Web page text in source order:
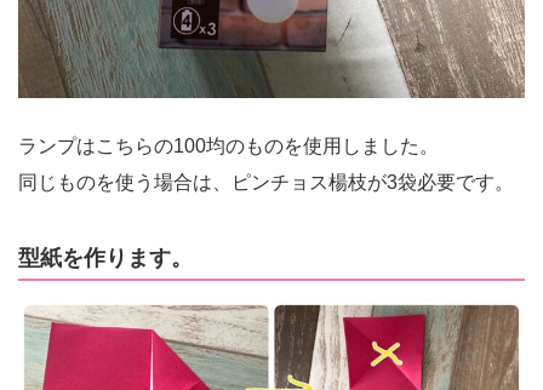
ランプはこちらの100均のものを使用しました。
同じものを使う場合は、ピンチョス楊枝が3袋必要です。
型紙を作ります。